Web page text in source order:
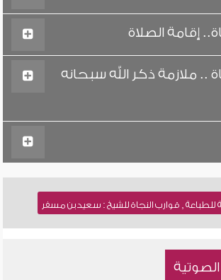
إقامة الصلاة
.. ملازمة ذكر الله سبحانه
, قوارب النجاة للشيخ : سعيد بن مسفر